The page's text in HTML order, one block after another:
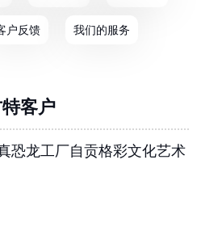
户反馈 我们的服务
客户
恐龙工厂自贡格彩文化艺术